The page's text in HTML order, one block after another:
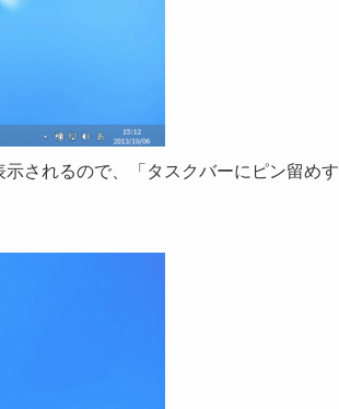
されるので、「タスクバーにピン留めす